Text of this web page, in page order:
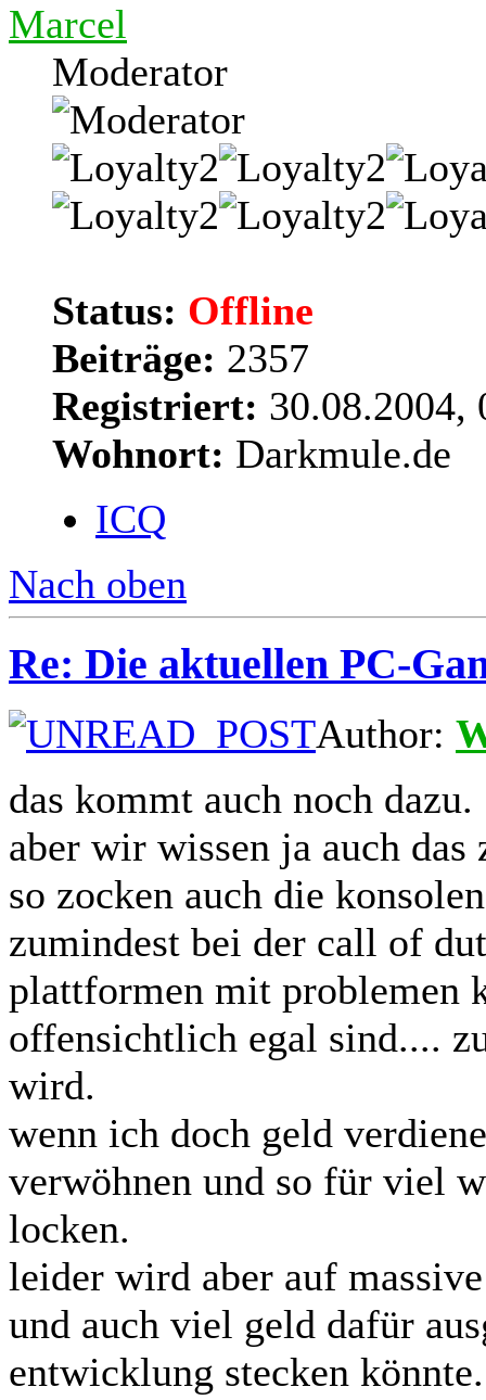
Marcel
Moderator
Status: Offline
Beiträge: 2357
Registriert: 30.08.2004,
Wohnort: Darkmule.de
ICQ
Nach oben
Re: Die aktuellen PC-
Author:
das kommt auch noch dazu.
aber wir wissen ja auch
so zocken auch die
zumindest bei der call of
plattformen mit problemen
offensichtlich egal sind....
wird.
wenn ich doch geld
verwöhnen und so für viel
locken.
leider wird aber auf
und auch viel geld dafür
entwicklung stecken könnte.